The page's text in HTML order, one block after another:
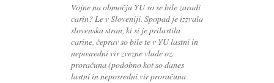
Vojne na območju YU so se bile zaradi
carin? Le v Sloveniji. Spopad je izzvala
slovenska stran, ki si je prilastila
carine, čeprav so bile te v YU lastni in
neposredni vir zvezne vlade oz.
proračuna (podobno kot so danes
lastni in neposredni vir proračuna